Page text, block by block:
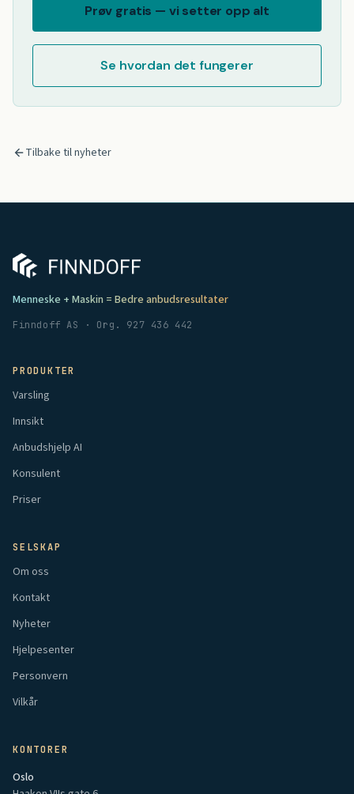
Prøv gratis — vi setter opp alt
Se hvordan det fungerer
Tilbake til nyheter
Menneske + Maskin = Bedre anbudsresultater
Finndoff AS · Org. 927 436 442
PRODUKTER
Varsling
Innsikt
Anbudshjelp AI
Konsulent
Priser
SELSKAP
Om oss
Kontakt
Nyheter
Hjelpesenter
Personvern
Vilkår
KONTORER
Oslo